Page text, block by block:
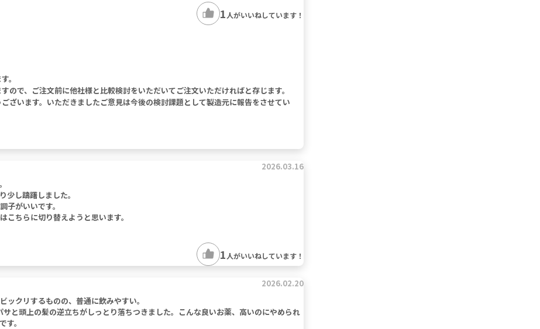
1 人がいいねしています！
。
で、ご注文前に他社様と比較検討をいただいてご注文いただければと存じます。
ざいます。いただきましたご意見は今後の検討課題として製造元に報告をさせてい
2026.03.16
少し躊躇しました。
子がいいです。
こちらに切り替えようと思います。
1 人がいいねしています！
2026.02.20
ックリするものの、普通に飲みやすい。
と頭上の髪の逆立ちがしっとり落ちつきました。こんな良いお薬、高いのにやめられ
。